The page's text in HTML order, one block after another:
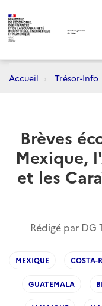
Accueil Trésor-Info
Brèves
Mexique,
et les
Rédigé par DG
MEXIQUE COSTA-
GUATEMALA